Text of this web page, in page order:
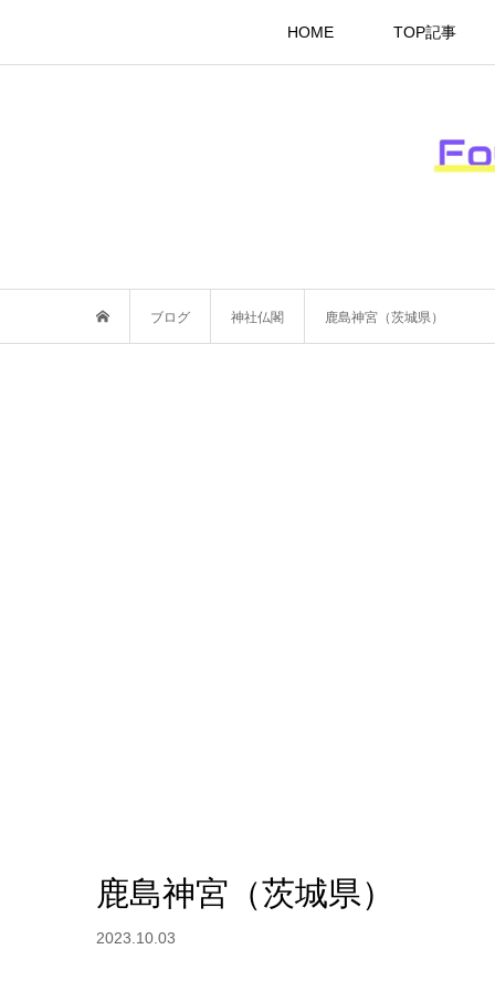
HOME TOP記事
ブログ 神社仏閣 鹿島神宮（茨城県）
鹿島神宮（茨城県）
2023.10.03